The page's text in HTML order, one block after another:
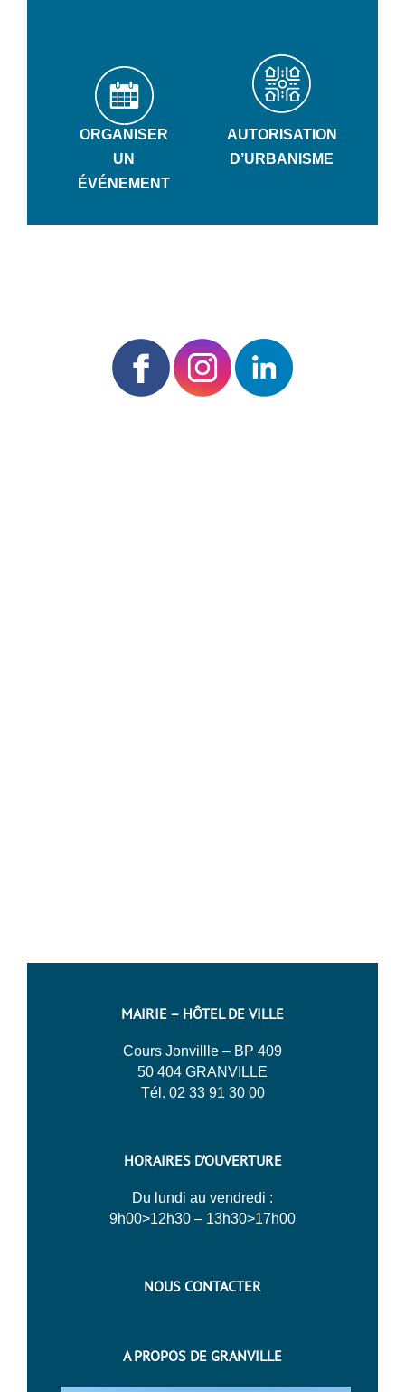
ORGANISER
UN
ÉVÉNEMENT
AUTORISATION
D’URBANISME
MAIRIE – HÔTEL DE VILLE
Cours Jonvillle – BP 409
50 404 GRANVILLE
Tél. 02 33 91 30 00
HORAIRES D’OUVERTURE
Du lundi au vendredi :
9h00>12h30 – 13h30>17h00
NOUS CONTACTER
A PROPOS DE GRANVILLE